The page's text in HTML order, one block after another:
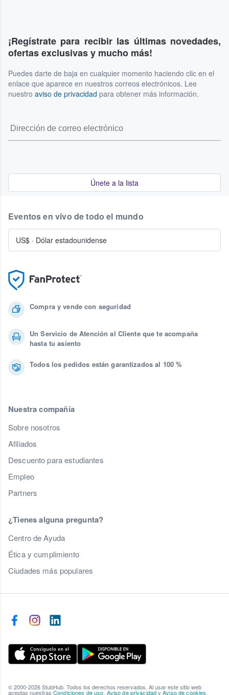
¡Regístrate para recibir las últimas novedades,
ofertas exclusivas y mucho más!
Puedes darte de baja en cualquier momento haciendo clic en el
enlace que aparece en nuestros correos electrónicos. Lee
nuestro aviso de privacidad para obtener más información.
Únete a la lista
Compra y vende con seguridad
Un Servicio de Atención al Cliente que te acompaña
hasta tu asiento
Todos los pedidos están garantizados al 100 %
Nuestra compañía
Sobre nosotros
Afiliados
Descuento para estudiantes
Empleo
Partners
¿Tienes alguna pregunta?
Centro de Ayuda
Ética y cumplimiento
Ciudades más populares
Eventos en vivo de todo el mundo
US$ · Dólar estadounidense
© 2000-2026 StubHub. Todos los derechos reservados. Al usar este sitio web
aceptas nuestras Condiciones de uso, Aviso de privacidadyAviso de cookies.